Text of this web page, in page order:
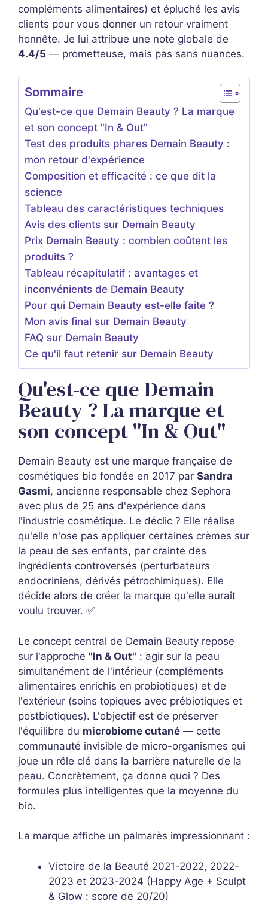
compléments alimentaires) et épluché les avis
clients pour vous donner un retour vraiment
honnête. Je lui attribue une note globale de
4.4/5 — prometteuse, mais pas sans nuances.
Sommaire
Qu'est-ce que Demain Beauty ? La marque
et son concept "In & Out"
Test des produits phares Demain Beauty :
mon retour d'expérience
Composition et efficacité : ce que dit la
science
Tableau des caractéristiques techniques
Avis des clients sur Demain Beauty
Prix Demain Beauty : combien coûtent les
produits ?
Tableau récapitulatif : avantages et
inconvénients de Demain Beauty
Pour qui Demain Beauty est-elle faite ?
Mon avis final sur Demain Beauty
FAQ sur Demain Beauty
Ce qu'il faut retenir sur Demain Beauty
Qu'est-ce que Demain
Beauty ? La marque et
son concept "In & Out"
Demain Beauty est une marque française de
cosmétiques bio fondée en 2017 par Sandra
Gasmi, ancienne responsable chez Sephora
avec plus de 25 ans d'expérience dans
l'industrie cosmétique. Le déclic ? Elle réalise
qu'elle n'ose pas appliquer certaines crèmes sur
la peau de ses enfants, par crainte des
ingrédients controversés (perturbateurs
endocriniens, dérivés pétrochimiques). Elle
décide alors de créer la marque qu'elle aurait
voulu trouver. ✅
Le concept central de Demain Beauty repose
sur l'approche "In & Out" : agir sur la peau
simultanément de l'intérieur (compléments
alimentaires enrichis en probiotiques) et de
l'extérieur (soins topiques avec prébiotiques et
postbiotiques). L'objectif est de préserver
l'équilibre du microbiome cutané — cette
communauté invisible de micro-organismes qui
joue un rôle clé dans la barrière naturelle de la
peau. Concrètement, ça donne quoi ? Des
formules plus intelligentes que la moyenne du
bio.
La marque affiche un palmarès impressionnant :
Victoire de la Beauté 2021-2022, 2022-
2023 et 2023-2024 (Happy Age + Sculpt
& Glow : score de 20/20)